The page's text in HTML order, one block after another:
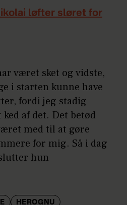
løfter sløret for
været sket og vidste,
i starten kunne have
fordi jeg stadig
af det. Det betød
med til at gøre
for mig. Så i dag
hun
HEROGNU